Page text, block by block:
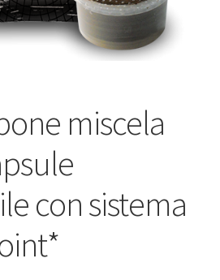
miscela
con sistema